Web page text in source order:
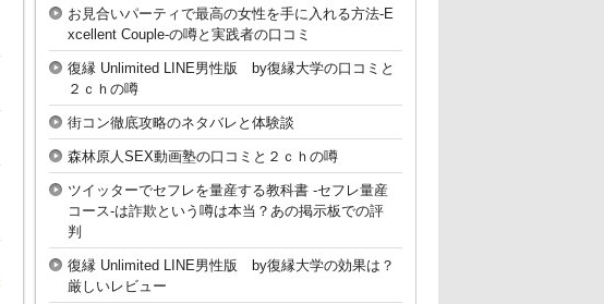
お見合いパーティで最高の女性を手に入れる方法-E
xcellent Couple-の噂と実践者の口コミ
復縁 Unlimited LINE男性版 by復縁大学の口コミと
２ｃｈの噂
街コン徹底攻略のネタバレと体験談
森林原人SEX動画塾の口コミと２ｃｈの噂
ツイッターでセフレを量産する教科書 -セフレ量産
コース-は詐欺という噂は本当？あの掲示板での評
判
復縁 Unlimited LINE男性版 by復縁大学の効果は？
厳しいレビュー